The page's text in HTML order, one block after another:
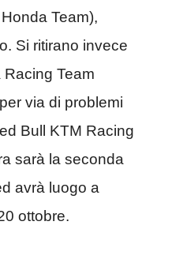
Team),
Si ritirano invece
Team
via di problemi
Bull KTM Racing
sarà la seconda
avrà luogo a
ottobre.